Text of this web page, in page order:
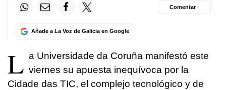
Añade a La Voz de Galicia en Google
Comentar ·
L a Universidade da Coruña manifestó este
viernes su apuesta inequívoca por la
Cidade das TIC, el complejo tecnológico y de